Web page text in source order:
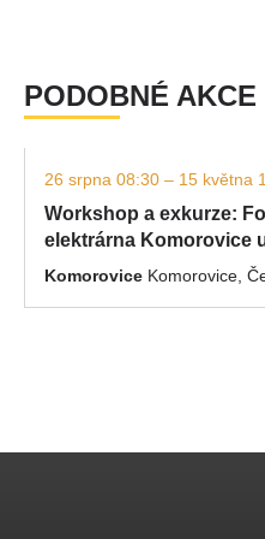
PODOBNÉ AKCE
26 srpna 08:30 – 15 května
Workshop a exkurze:
elektrárna Komorovice
Komorovice Komorovice,